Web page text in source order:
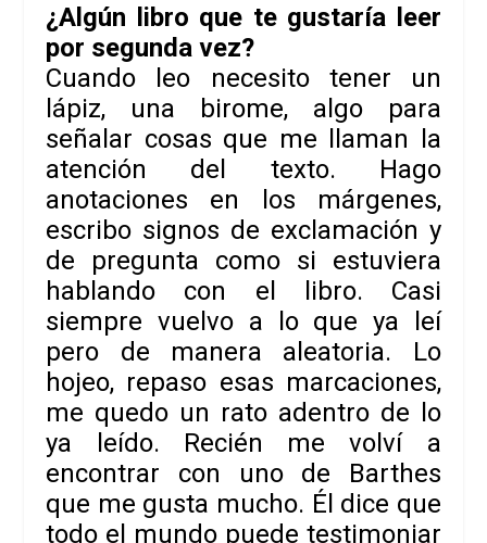
¿Algún libro que te gustaría leer
por segunda vez?
Cuando leo necesito tener un
lápiz, una birome, algo para
señalar cosas que me llaman la
atención del texto. Hago
anotaciones en los márgenes,
escribo signos de exclamación y
de pregunta como si estuviera
hablando con el libro. Casi
siempre vuelvo a lo que ya leí
pero de manera aleatoria. Lo
hojeo, repaso esas marcaciones,
me quedo un rato adentro de lo
ya leído. Recién me volví a
encontrar con uno de Barthes
que me gusta mucho. Él dice que
todo el mundo puede testimoniar